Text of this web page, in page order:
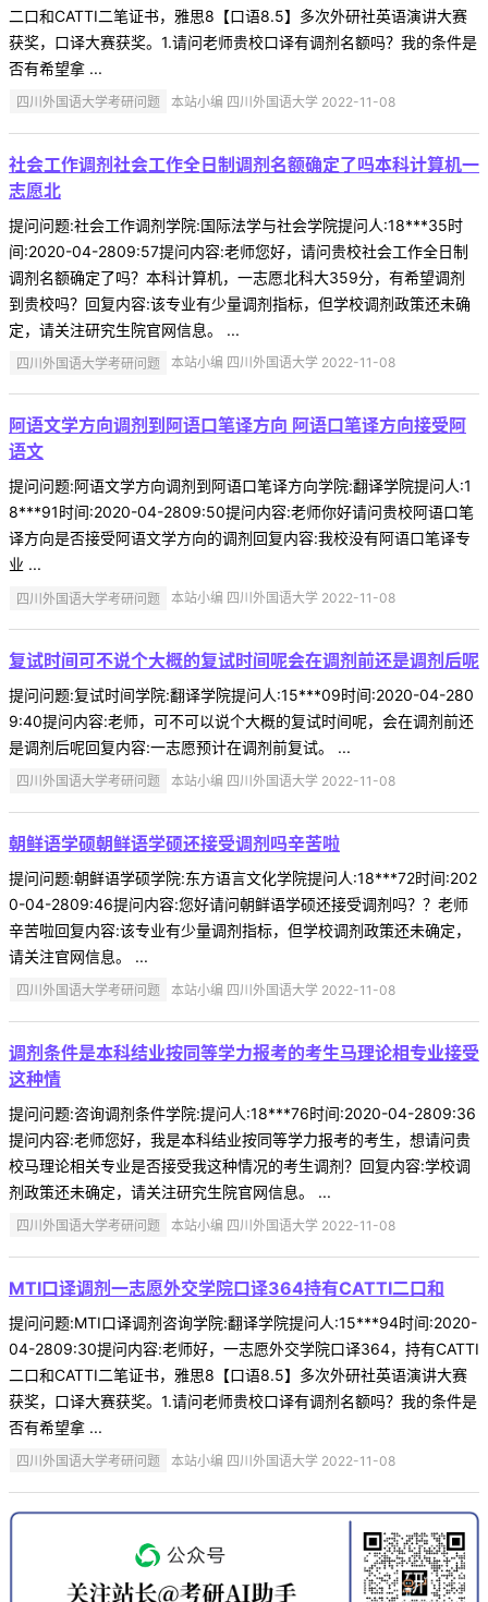
二口和CATTI二笔证书，雅思8【口语8.5】多次外研社英语演讲大赛
获奖，口译大赛获奖。1.请问老师贵校口译有调剂名额吗？我的条件是
否有希望拿 ...
四川外国语大学考研问题 本站小编 四川外国语大学 2022-11-08
社会工作调剂社会工作全日制调剂名额确定了吗本科计算机一
志愿北
提问问题:社会工作调剂学院:国际法学与社会学院提问人:18***35时
间:2020-04-2809:57提问内容:老师您好，请问贵校社会工作全日制
调剂名额确定了吗？本科计算机，一志愿北科大359分，有希望调剂
到贵校吗？回复内容:该专业有少量调剂指标，但学校调剂政策还未确
定，请关注研究生院官网信息。 ...
四川外国语大学考研问题 本站小编 四川外国语大学 2022-11-08
阿语文学方向调剂到阿语口笔译方向 阿语口笔译方向接受阿
语文
提问问题:阿语文学方向调剂到阿语口笔译方向学院:翻译学院提问人:1
8***91时间:2020-04-2809:50提问内容:老师你好请问贵校阿语口笔
译方向是否接受阿语文学方向的调剂回复内容:我校没有阿语口笔译专
业 ...
四川外国语大学考研问题 本站小编 四川外国语大学 2022-11-08
复试时间可不说个大概的复试时间呢会在调剂前还是调剂后呢
提问问题:复试时间学院:翻译学院提问人:15***09时间:2020-04-280
9:40提问内容:老师，可不可以说个大概的复试时间呢，会在调剂前还
是调剂后呢回复内容:一志愿预计在调剂前复试。 ...
四川外国语大学考研问题 本站小编 四川外国语大学 2022-11-08
朝鲜语学硕朝鲜语学硕还接受调剂吗辛苦啦
提问问题:朝鲜语学硕学院:东方语言文化学院提问人:18***72时间:202
0-04-2809:46提问内容:您好请问朝鲜语学硕还接受调剂吗？？老师
辛苦啦回复内容:该专业有少量调剂指标，但学校调剂政策还未确定，
请关注官网信息。 ...
四川外国语大学考研问题 本站小编 四川外国语大学 2022-11-08
调剂条件是本科结业按同等学力报考的考生马理论相专业接受
这种情
提问问题:咨询调剂条件学院:提问人:18***76时间:2020-04-2809:36
提问内容:老师您好，我是本科结业按同等学力报考的考生，想请问贵
校马理论相关专业是否接受我这种情况的考生调剂？回复内容:学校调
剂政策还未确定，请关注研究生院官网信息。 ...
四川外国语大学考研问题 本站小编 四川外国语大学 2022-11-08
MTI口译调剂一志愿外交学院口译364持有CATTI二口和
提问问题:MTI口译调剂咨询学院:翻译学院提问人:15***94时间:2020-
04-2809:30提问内容:老师好，一志愿外交学院口译364，持有CATTI
二口和CATTI二笔证书，雅思8【口语8.5】多次外研社英语演讲大赛
获奖，口译大赛获奖。1.请问老师贵校口译有调剂名额吗？我的条件是
否有希望拿 ...
四川外国语大学考研问题 本站小编 四川外国语大学 2022-11-08